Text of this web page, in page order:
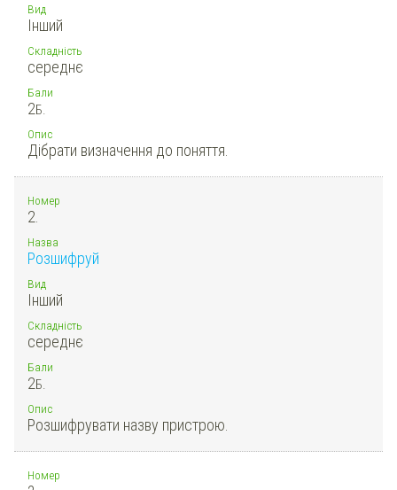
Вид
Інший
Складність
середнє
Бали
2Б.
Опис
Дібрати визначення до поняття.
Номер
2.
Назва
Розшифруй
Вид
Інший
Складність
середнє
Бали
2Б.
Опис
Розшифрувати назву пристрою.
Номер